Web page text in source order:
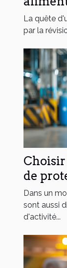
La quête
par la
de
pour
Dans un
sont aussi
d'activité...